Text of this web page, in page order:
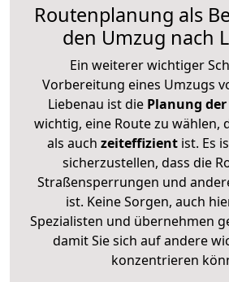
Routenplanung als
den Umzug nach
Ein weiterer wichtiger
Vorbereitung eines Umzugs
Liebenau ist die Planung
wichtig, eine Route zu wählen,
als auch zeiteffizientist. Es
sicherzustellen, dass die
Straßensperrungen und
ist. Keine Sorgen, auch
Spezialisten und übernehmen
damit Sie sich auf andere
konzentrieren